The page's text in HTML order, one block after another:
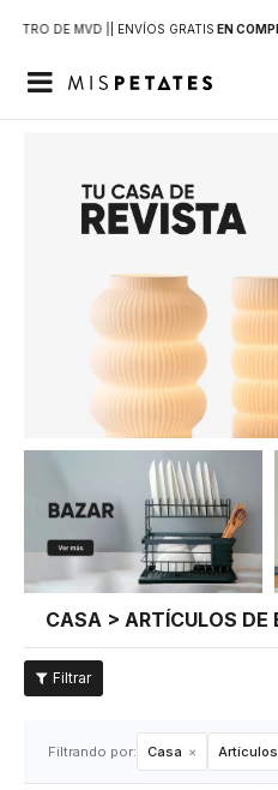
DE MVD | | ENVÍOS GRATIS EN

CASA > ARTÍCULOS DE
Filtrando por: Casa